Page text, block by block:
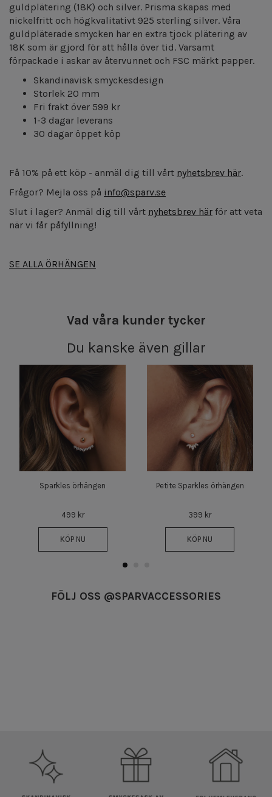
guldplätering (18K) och silver. Prisma skapas med
nickelfritt och högkvalitativt 925 sterling silver. Våra
guldpläterade smycken har en extra tjock plätering av
18K som är gjord för att hålla över tid. Varsamt
förpackade i askar av återvunnet och FSC märkt papper.
Skandinavisk smyckesdesign
Storlek 20 mm
Fri frakt över 599 kr
1-3 dagar leverans
30 dagar öppet köp
Få 10% på ett köp - anmäl dig till vårt nyhetsbrev här.
Frågor? Mejla oss på info@sparv.se
Slut i lager? Anmäl dig till vårt nyhetsbrev här för att veta
när vi får påfyllning!
SE ALLA ÖRHÄNGEN
Vad våra kunder tycker
Du kanske även gillar
Sparkles örhängen
499 kr
KÖP NU
Petite Sparkles örhängen
399 kr
KÖP NU
FÖLJ OSS @SPARVACCESSORIES